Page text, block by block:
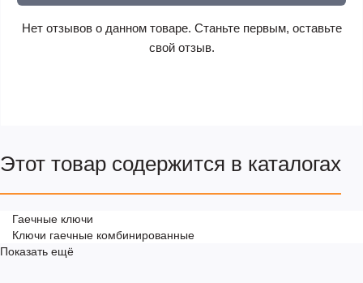
Нет отзывов о данном товаре. Станьте первым, оставьте
свой отзыв.
Этот товар содержится в каталогах
Гаечные ключи
Ключи гаечные комбинированные
Показать ещё